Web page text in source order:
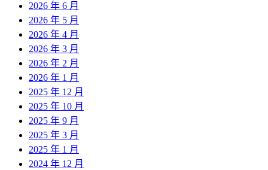
2026 年 6 月
2026 年 5 月
2026 年 4 月
2026 年 3 月
2026 年 2 月
2026 年 1 月
2025 年 12 月
2025 年 10 月
2025 年 9 月
2025 年 3 月
2025 年 1 月
2024 年 12 月